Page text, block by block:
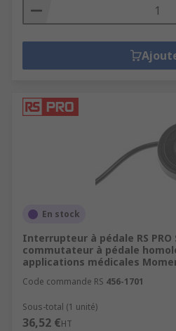
En stock
Interrupteur à pédale RS
commutateur à pédale
applications médicales
Code commande RS 456-1701
Sous-total (1 unité)
36,52 €HT